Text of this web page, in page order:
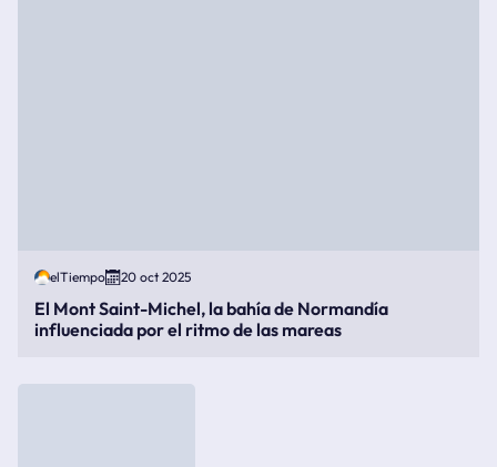
elTiempo 20 oct 2025
El Mont Saint-Michel, la bahía de Normandía
influenciada por el ritmo de las mareas